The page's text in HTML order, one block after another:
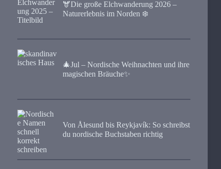
🫎​Die große Elchwanderung 2026 –
Naturerlebnis im Norden ❄️
🎄Jul – Nordische Weihnachten und ihre
magischen Bräuche✨
Von Ålesund bis Reykjavík: So schreibst
du nordische Buchstaben richtig